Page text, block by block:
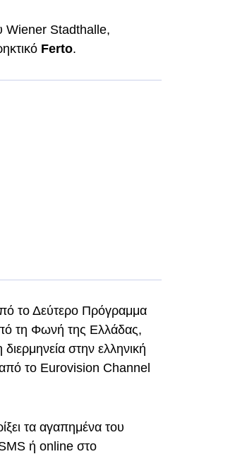
Wiener Stadthalle,
Ferto.
το Δεύτερο Πρόγραμμα
τη Φωνή της Ελλάδας,
στην ελληνική
από το Eurovision Channel
τα αγαπημένα του
ή online στο